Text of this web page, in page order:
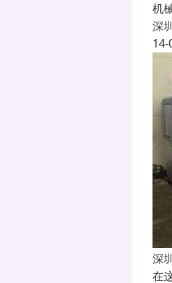
机
深
14-
深
在